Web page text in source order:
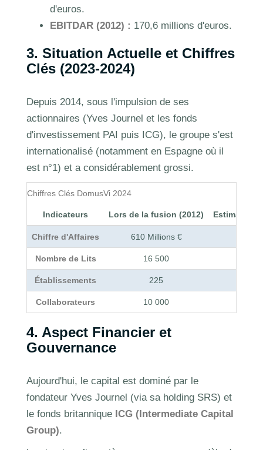
d'euros.
EBITDAR (2012) : 170,6 millions d'euros.
3. Situation Actuelle et Chiffres
Clés (2023-2024)
Depuis 2014, sous l'impulsion de ses
actionnaires (Yves Journel et les fonds
d'investissement PAI puis ICG), le groupe s'est
internationalisé (notamment en Espagne où il
est n°1) et a considérablement grossi.
Chiffres Clés DomusVi 2024
Indicateurs Lors de la fusion (2012) Estimations
Chiffre d'Affaires 610 Millions €
Nombre de Lits 16 500
Établissements 225
Collaborateurs 10 000
4. Aspect Financier et
Gouvernance
Aujourd'hui, le capital est dominé par le
fondateur Yves Journel (via sa holding SRS) et
le fonds britannique ICG (Intermediate Capital
Group).